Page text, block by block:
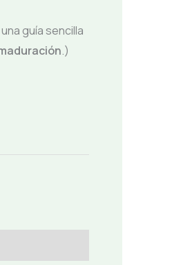
guía sencilla
.)